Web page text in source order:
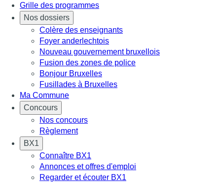
Grille des programmes
Nos dossiers
Colère des enseignants
Foyer anderlechtois
Nouveau gouvernement bruxellois
Fusion des zones de police
Bonjour Bruxelles
Fusillades à Bruxelles
Ma Commune
Concours
Nos concours
Règlement
BX1
Connaître BX1
Annonces et offres d'emploi
Regarder et écouter BX1